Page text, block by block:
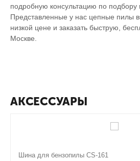
подробную консультацию по подбору
Представленные у нас цепные пилы
низкой цене и заказать быструю,
Москве.
АКСЕССУАРЫ
Шина для бензопилы CS-161